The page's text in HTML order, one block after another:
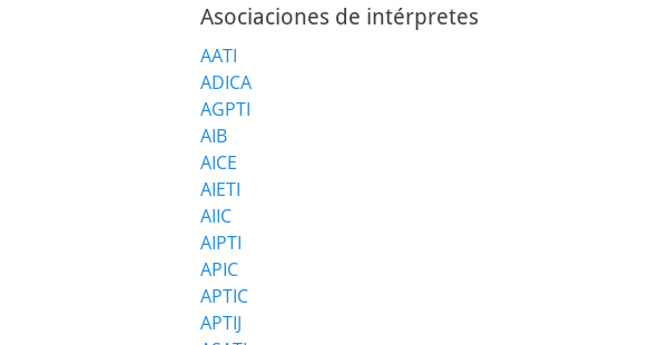
Asociaciones de intérpretes
AATI
ADICA
AGPTI
AIB
AICE
AIETI
AIIC
AIPTI
APIC
APTIC
APTIJ